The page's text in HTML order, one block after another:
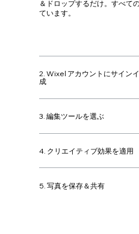
＆ドロップするだけ。すべて
ています。
2. Wixel アカウントにサイン
成
3. 編集ツールを選ぶ
4. クリエイティブ効果を適用
5. 写真を保存＆共有